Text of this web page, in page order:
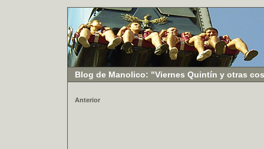
Blog de Manolico: "Viernes Quintín y otras
Anterior